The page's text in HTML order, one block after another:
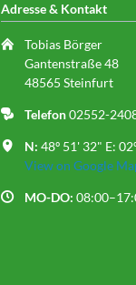
Adresse & Kontakt
Tobias Börger
Gantenstraße 48
48565 Steinfurt
Telefon02552-
N: 48º 51' 32" E:
View on Google
MO-DO: